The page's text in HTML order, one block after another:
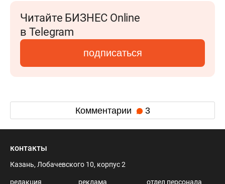
Читайте БИЗНЕС Online
в Telegram
подписаться
Комментарии 3
контакты
Казань, Лобачевского 10, корпус 2
редакция
реклама
отдел персонала